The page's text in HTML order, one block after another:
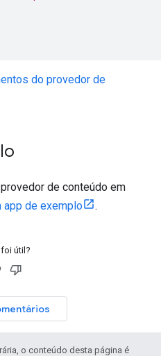
do provedor de
de conteúdo em
app de exemplo .
útil?
o conteúdo desta página é